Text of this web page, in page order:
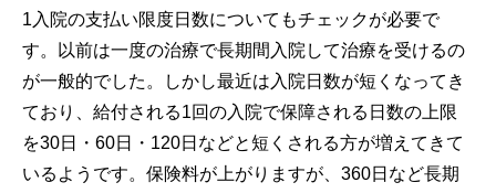
1入院の支払い限度日数についてもチェックが必要で
す。以前は一度の治療で長期間入院して治療を受けるの
が一般的でした。しかし最近は入院日数が短くなってき
ており、給付される1回の入院で保障される日数の上限
を30日・60日・120日などと短くされる方が増えてきて
いるようです。保険料が上がりますが、360日など長期